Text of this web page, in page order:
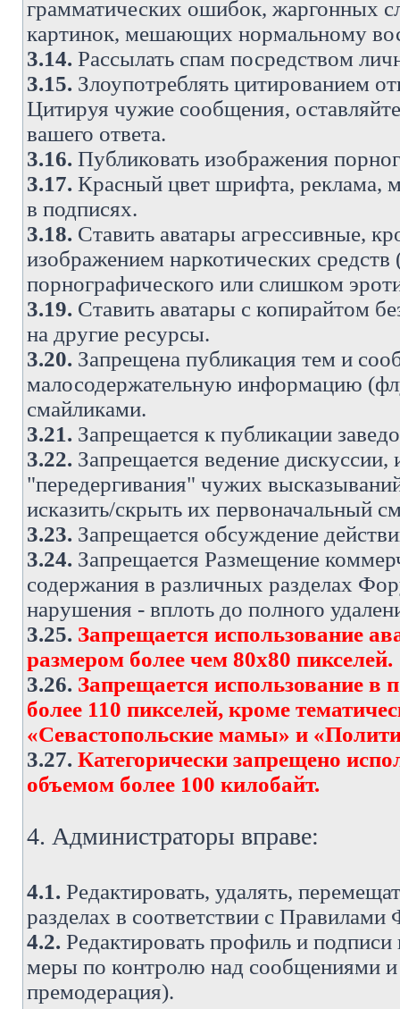
грамматических ошибок, жаргонных
картинок, мешающих нормальному
3.14. Рассылать спам посредством
3.15. Злоупотреблять цитированием
Цитируя чужие сообщения,
вашего ответа.
3.16. Публиковать изображения
3.17. Красный цвет шрифта, реклама,
в подписях.
3.18. Ставить аватары агрессивные,
изображением наркотических
порнографического или слишком
3.19. Ставить аватары с копирайтом
на другие ресурсы.
3.20. Запрещена публикация тем и
малосодержательную информацию
смайликами.
3.21. Запрещается к публикации
3.22. Запрещается ведение
"передергивания" чужих
исказить/скрыть их первоначальный
3.23. Запрещается обсуждение
3.24. Запрещается Размещение
содержания в различных разделах
нарушения - вплоть до полного
3.25. Запрещается использование
размером более чем 80х80 пикселей.
3.26. Запрещается использование в
более 110 пикселей, кроме
«Севастопольские мамы» и
3.27. Категорически запрещено
объемом более 100 килобайт.
4. Администраторы вправе:
4.1. Редактировать, удалять,
разделах в соответствии с
4.2. Редактировать профиль и
меры по контролю над сообщениями
премодерация).